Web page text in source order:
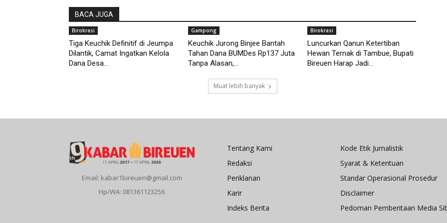
BACA JUGA
Birokrasi
Tiga Keuchik Definitif di Jeumpa
Dilantik, Camat Ingatkan Kelola
Dana Desa...
Gampong
Keuchik Jurong Binjee Bantah
Tahan Dana BUMDes Rp137 Juta
Tanpa Alasan,...
Birokrasi
Luncurkan Qanun Ketertiban
Hewan Ternak di Tambue, Bupati
Bireuen Harap Jadi...
Muat lebih banyak
Email: kabar1bireuen@gmail.com
Hp/WA: 081361123256
Tentang Kami
Redaksi
Periklanan
Karir
Indeks Berita
Kode Etik Jurnalistik
Syarat & Ketentuan
Standar Operasional Prosedur
Disclaimer
Pedoman Pemberitaan Media